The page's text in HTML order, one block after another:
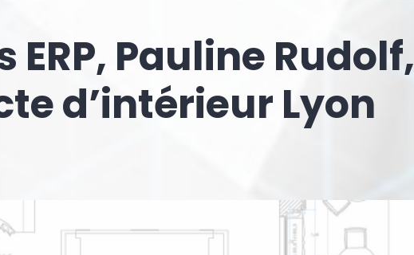
ERP, Pauline Rudolf,
d’intérieur Lyon